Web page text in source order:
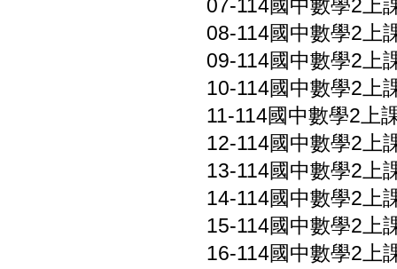
07-114國中數學2上
08-114國中數學2上
09-114國中數學2上
10-114國中數學2上
11-114國中數學2上
12-114國中數學2上
13-114國中數學2上
14-114國中數學2上
15-114國中數學2上
16-114國中數學2上